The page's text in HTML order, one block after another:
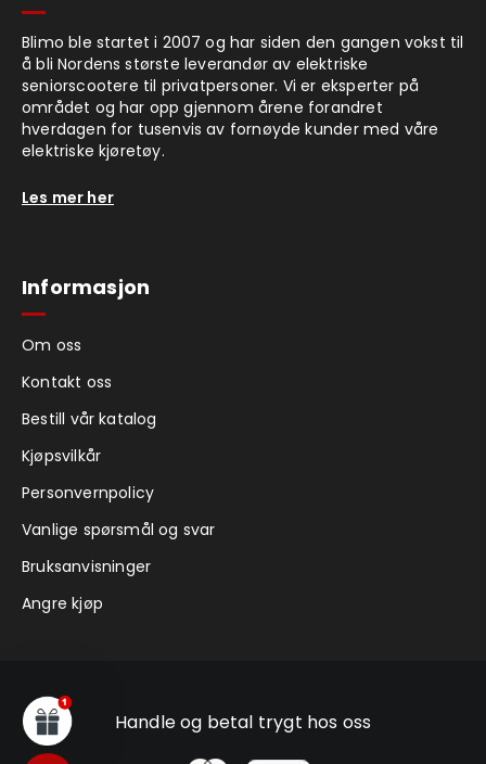
Blimo ble startet i 2007 og har siden den gangen vokst til
å bli Nordens største leverandør av elektriske
seniorscootere til privatpersoner. Vi er eksperter på
området og har opp gjennom årene forandret
hverdagen for tusenvis av fornøyde kunder med våre
elektriske kjøretøy.
Les mer her
Informasjon
Om oss
Kontakt oss
Bestill vår katalog
Kjøpsvilkår
Personvernpolicy
Vanlige spørsmål og svar
Bruksanvisninger
Angre kjøp
Handle og betal trygt hos oss